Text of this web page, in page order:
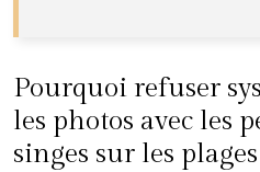
Pourquoi refuser
les photos avec les
singes sur les plages